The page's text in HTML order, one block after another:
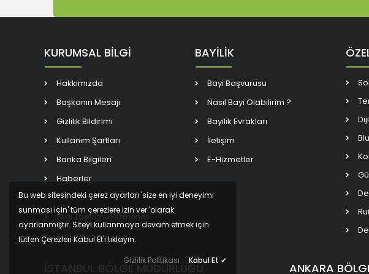
KURUMSAL BİLGİ
Hakkımızda
Başkanın Mesajı
Gizlilik Bildirimi
Kullanım Şartları
Banka Bilgileri
Haberler
Kvkk Metni
Bilgi Toplumu Hizmetleri
Kariyer
BAYİLİK
Bayi Başvurusu
Nasıl Bayi Olabilirim ?
Bayilik Evrakları
İletişim
E-Hizmetler
İSTANBUL BÖLGE MÜDÜRLÜĞÜ ANKARA
Bu web sitesindeki çerez ayarları 'size en iyi deneyimi
sunması için' tüm çerezlere izin ver 'olarak
ayarlanmıştır. Siteyi kullanmaya devam etmek için
lütfen Çerezleri Kabul Et'i tıklayın.
Gizlilik Politikası
Kabul Et ✔